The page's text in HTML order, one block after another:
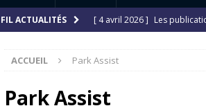
FIL ACTUALITÉS [ 4 avril 2026 ] Les
[ 12 juillet 2025 ]
[ 6 juillet 2025 ]
ACCUEIL Park Assist
Park Assist